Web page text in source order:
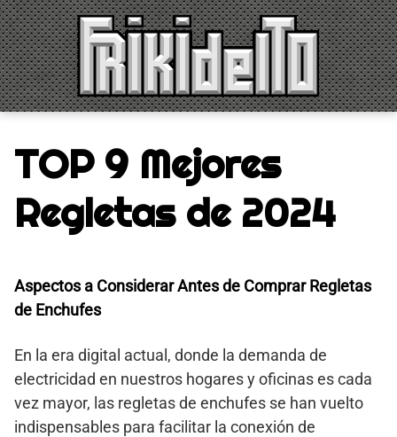
Saltar
al
contenido
TOP 9 Mejores
Regletas de 2024
Aspectos a Considerar Antes de Comprar Regletas
de Enchufes
En la era digital actual, donde la demanda de
electricidad en nuestros hogares y oficinas es cada
vez mayor, las regletas de enchufes se han vuelto
indispensables para facilitar la conexión de